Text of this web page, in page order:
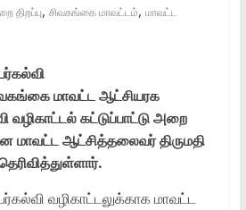
திறப்பு, சிவகங்கை மாவட்டம், மாவட்ட
மாவட்ட ஆட்சியரக
வழிகாட்டல் கட்டுப்பாட்டு அறை
மாவட்ட ஆட்சித்தலைவர் திருமதி
வழிகாட்டலுக்காக மாவட்ட